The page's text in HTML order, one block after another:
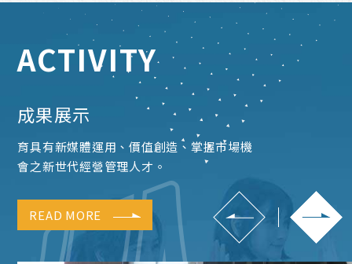
ACTIVITY
成果展示
育具有新媒體運用、價值創造、掌握市場機
會之新世代經營管理人才。
READ MORE